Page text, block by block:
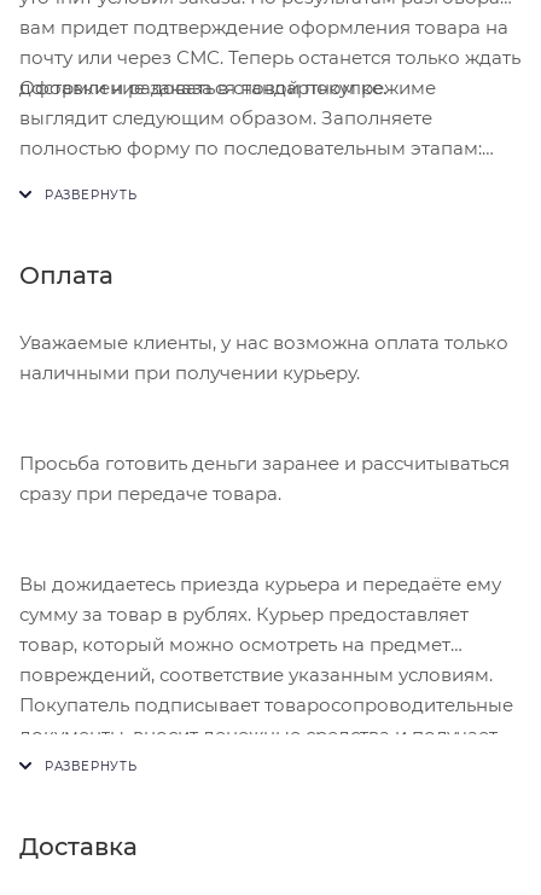
вам придет подтверждение оформления товара на
почту или через СМС. Теперь останется только ждать
доставки и радоваться новой покупке.
Оформление заказа в стандартном режиме
выглядит следующим образом. Заполняете
полностью форму по последовательным этапам:
Нажмите кнопку «Оформить заказ».
Оплата
Уважаемые клиенты, у нас возможна оплата только
наличными при получении курьеру.
Просьба готовить деньги заранее и рассчитываться
сразу при передаче товара.
Вы дожидаетесь приезда курьера и передаёте ему
сумму за товар в рублях. Курьер предоставляет
товар, который можно осмотреть на предмет
повреждений, соответствие указанным условиям.
Покупатель подписывает товаросопроводительные
документы, вносит денежные средства и получает
чек.
Доставка